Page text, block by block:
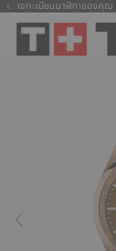
ลงทะเบียนนาฬิกาของคุณ